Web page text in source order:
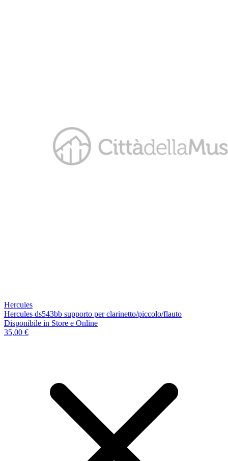
Hercules
Hercules ds543bb supporto per clarinetto/piccolo/flauto
Disponibile in Store e Online
35,00 €